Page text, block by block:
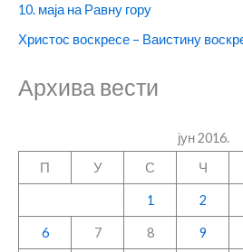
10. маја на Равну гору
Христос воскресе – Ваистину
Архива вести
јун 2016.
П
У С Ч
1 2
6 7 8 9